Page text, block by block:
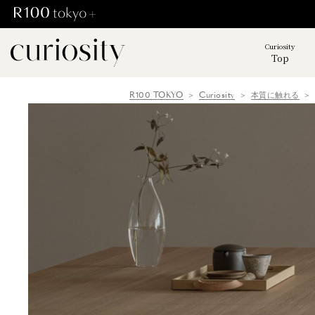
Curiosity
Top
R100 TOKYO Curiosity 本質に触れる